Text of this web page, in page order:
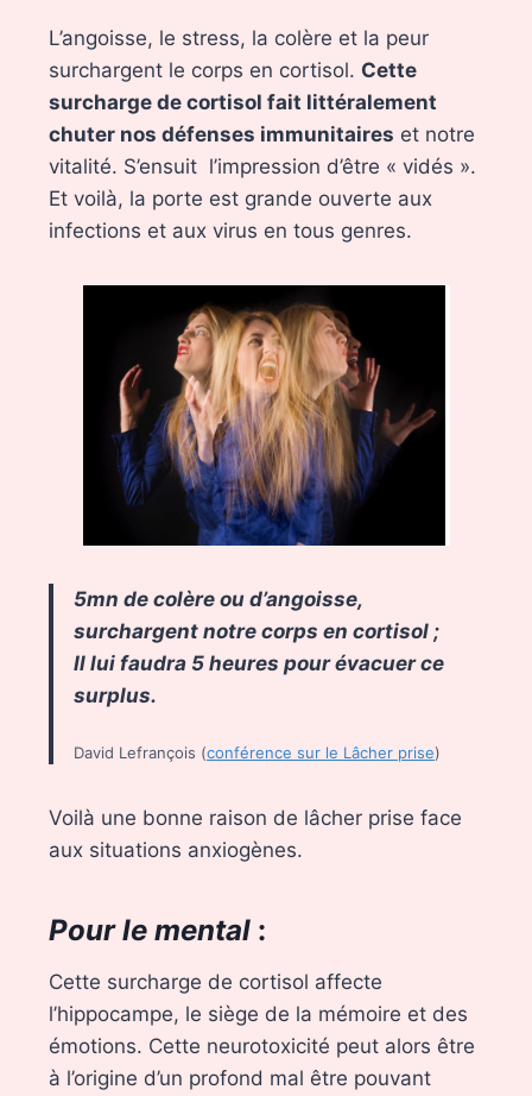
L’angoisse, le stress, la colère et la peur
surchargent le corps en cortisol. Cette
surcharge de cortisol fait littéralement
chuter nos défenses immunitaires et notre
vitalité. S’ensuit l’impression d’être « vidés ».
Et voilà, la porte est grande ouverte aux
infections et aux virus en tous genres.
5mn de colère ou d’angoisse,
surchargent notre corps en cortisol ;
Il lui faudra 5 heures pour évacuer ce
surplus.
David Lefrançois (conférence sur le Lâcher prise)
Voilà une bonne raison de lâcher prise face
aux situations anxiogènes.
Pour le mental :
Cette surcharge de cortisol affecte
l’hippocampe, le siège de la mémoire et des
émotions. Cette neurotoxicité peut alors être
à l’origine d’un profond mal être pouvant